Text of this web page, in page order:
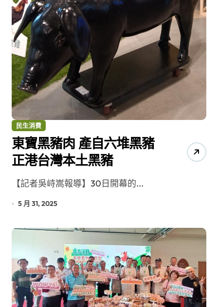
民生消費
東寶黑豬肉 產自六堆黑豬
正港台灣本土黑豬
【記者吳峙嵩報導】30日開幕的...
5 月 31, 2025